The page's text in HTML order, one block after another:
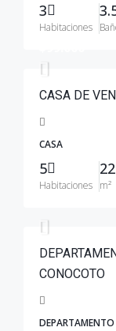
3
Habitaciones
CASA DE
CASA
5
Habitaciones m²
CONOCOTO
DEPARTAMENTO